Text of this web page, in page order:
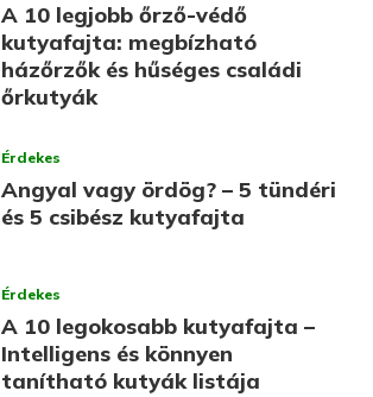
A 10 legjobb őrző-védő
kutyafajta: megbízható
házőrzők és hűséges családi
őrkutyák
Érdekes
Angyal vagy ördög? – 5 tündéri
és 5 csibész kutyafajta
Érdekes
A 10 legokosabb kutyafajta –
Intelligens és könnyen
tanítható kutyák listája